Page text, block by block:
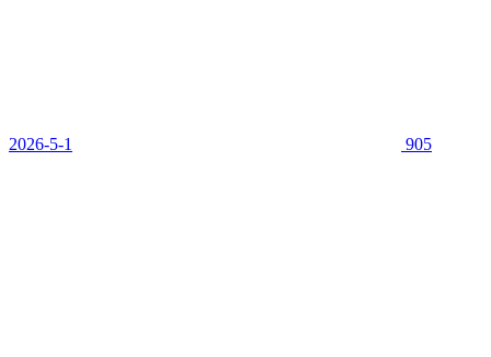
2026-5-1 905